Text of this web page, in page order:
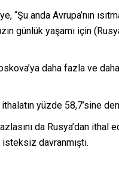
“Şu anda Avrupa’nın
günlük yaşamı için
daha fazla ve
yüzde 58,7’sine
da Rusya’dan ithal
davranmıştı.